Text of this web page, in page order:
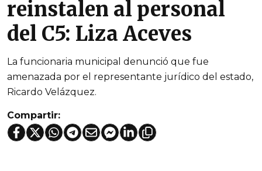
reinstalen al personal
del C5: Liza Aceves
La funcionaria municipal denunció que fue
amenazada por el representante jurídico del estado,
Ricardo Velázquez.
Compartir: